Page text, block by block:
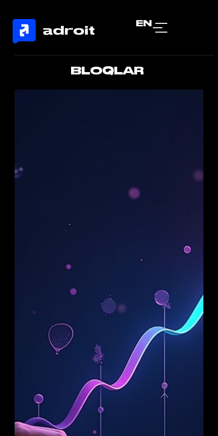
EN
BLOQLAR